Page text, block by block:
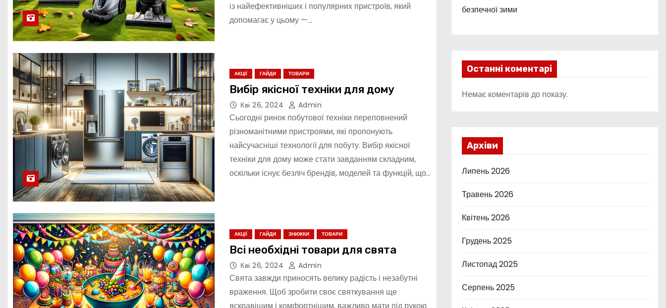
із найефективніших і популярних пристроїв, який
допомагає у цьому —…
АКЦІЇ ГАЙДИ ТОВАРИ
Вибір якісної техніки для дому
Кві 26, 2024 Admin
Сьогодні ринок побутової техніки переповнений
різноманітними пристроями, які пропонують
найсучасніші технології для побуту. Вибір якісної
техніки для дому може стати завданням складним,
оскільки існує безліч брендів, моделей та функцій, що…
АКЦІЇ ГАЙДИ ЗНИЖКИ ТОВАРИ
Всі необхідні товари для свята
Кві 26, 2024 Admin
Свята завжди приносять велику радість і незабутні
враження. Щоб зробити своє святкування ще
безпечної зими
Останні коментарі
Немає коментарів до показу.
Архіви
Липень 2026
Травень 2026
Квітень 2026
Грудень 2025
Листопад 2025
Серпень 2025